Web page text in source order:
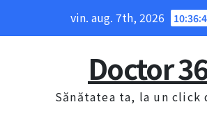
vin. aug. 7th, 2026
Doctor
Sănătatea ta, la un click